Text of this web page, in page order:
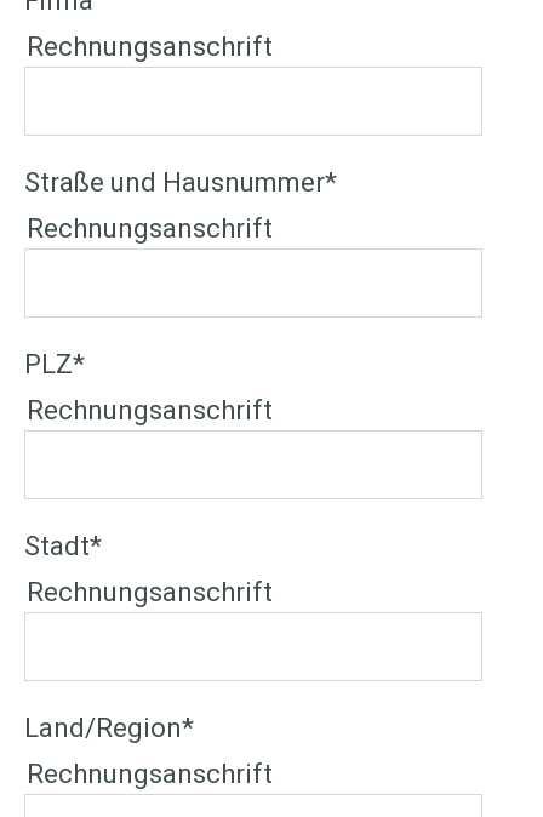
Rechnungsanschrift
Straße und Hausnummer*
Rechnungsanschrift
PLZ*
Rechnungsanschrift
Stadt*
Rechnungsanschrift
Land/Region*
Rechnungsanschrift